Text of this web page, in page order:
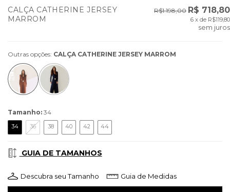
CALÇA CATHERINE JERSEY
MARROM
R$1.198,00 R$ 718,80
6 x de R$119,80
sem juros
Outras opções: CALÇA CATHERINE JERSEY MARROM
Tamanho: 34
34 36 38 40 42 44
GUIA DE TAMANHOS
Descubra seu Tamanho Guia de Medidas